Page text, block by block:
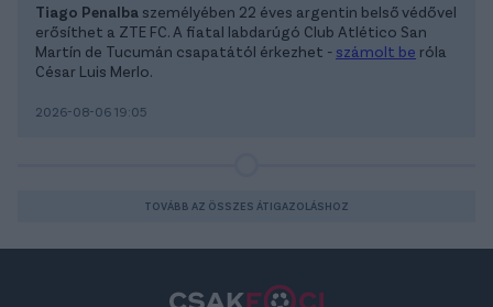
Tiago Penalba személyében 22 éves argentin belső védővel
erősíthet a ZTE FC. A fiatal labdarúgó Club Atlético San
Martín de Tucumán csapatától érkezhet - számolt be róla
César Luis Merlo.
2026-08-06 19:05
TOVÁBB AZ ÖSSZES ÁTIGAZOLÁSHOZ